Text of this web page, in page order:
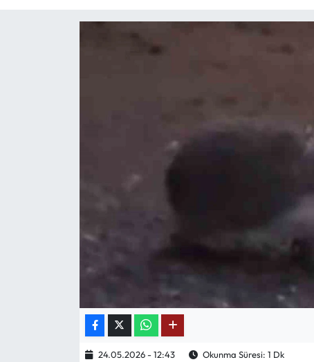
24.05.2026 - 12:43 Okunma Süresi: 1 Dk
ASTROLOJİ
Spor Yazıları